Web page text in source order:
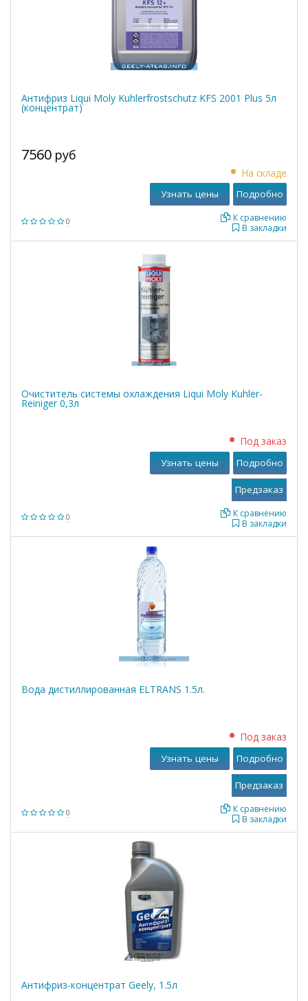
Антифриз Liqui Moly Kuhlerfrostschutz KFS 2001 Plus 5л
(концентрат)
0
7560 руб
На складе
В закладки
К сравнению
Узнать цены Подробно
Очиститель системы охлаждения Liqui Moly Kuhler-
Reiniger 0,3л
0
Под заказ
В закладки
К сравнению
Узнать цены Подробно
Вода дистиллированная ELTRANS 1.5л.
0
Под заказ
В закладки
К сравнению
Узнать цены Подробно
Антифриз-концентрат Geely, 1.5л